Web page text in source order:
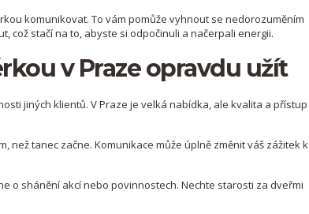
komunikovat. To vám pomůže vyhnout se nedorozuměním
což stačí na to, abyste si odpočinuli a načerpali energii.
v Praze opravdu užít
jiných klientů. V Praze je velká nabídka, ale kvalita a přístup
než tanec začne. Komunikace může úplně změnit váš zážitek k
o shánění akcí nebo povinnostech. Nechte starosti za dveřmi